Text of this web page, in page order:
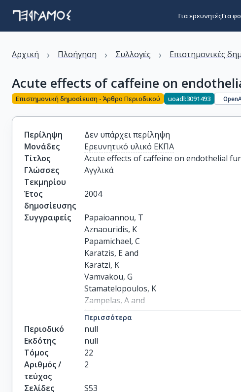
Για ερευνητέςΓια
Αρχική › Πλοήγηση › Συλλογές › Επιστημονικές
Acute effects of caffeine on
Επιστημονική δημοσίευση - Άρθρο Περιοδικού uoadl:3091493
Περίληψη
Δεν υπάρχει περίληψη
Μονάδες
Ερευνητικό υλικό ΕΚΠΑ
Τίτλος
Acute effects of caffeine on endothelial
Γλώσσες
Τεκμηρίου
Αγγλικά
Έτος
δημοσίευσης
2004
Συγγραφείς
Papaioannou, T
Aznaouridis, K
Papamichael, C
Karatzis, E and
Karatzi, K
Vamvakou, G
Stamatelopoulos, K
Zampelas, A and
Lekakis, J
Mavrikakis, M
Περισσότερα
Περιοδικό
null
Εκδότης
null
Τόμος
22
Αριθμός /
τεύχος
2
Σελίδες
S53